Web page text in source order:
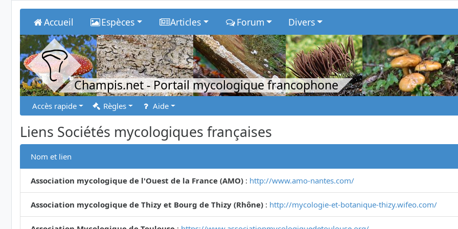
Accueil Espèces Articles Forum Divers
Champis.net- Portail mycologique francophone
Accès rapide Règles Aide
Liens Sociétés mycologiques françaises
Nom et lien
Association mycologique de l'Ouest de la France (AMO) : http://www.amo-nantes.com/
Association mycologique de Thizy et Bourg de Thizy (Rhône) : http://mycologie-et-botanique-thizy.wifeo.com/